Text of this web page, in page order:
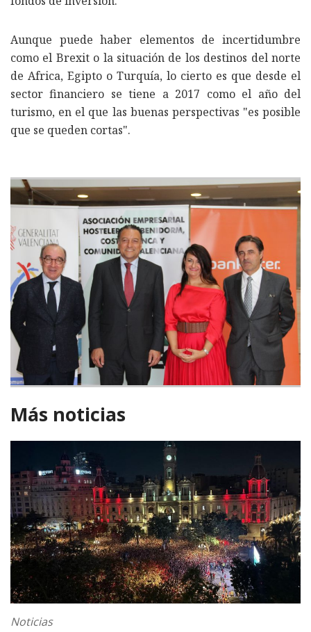
Aunque puede haber elementos de incertidumbre
como el Brexit o la situación de los destinos del norte
de Africa, Egipto o Turquía, lo cierto es que desde el
sector financiero se tiene a 2017 como el año del
turismo, en el que las buenas perspectivas "es posible
que se queden cortas".
Más noticias
Noticias